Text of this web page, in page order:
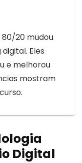
20 mudou
Eles
e melhorou
mostram
Digital